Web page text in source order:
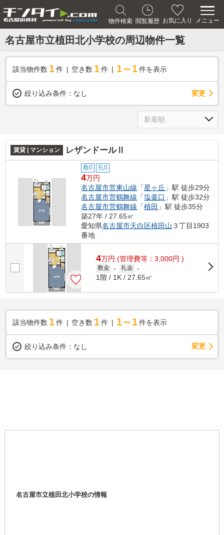
物件検索 閲覧履歴 お気に入り メニュー
名古屋市立植田北小学校の周辺物件一覧
該当物件数 1件 空き数 1 件 1～1 件を表示
絞り込み条件： なし 変更
賃貸 | マンション レザンドールⅡ
敷0 礼0
4万円
名古屋市営東山線 「星ヶ丘 」駅 徒歩29分
名古屋市営鶴舞線 「塩釜口 」駅 徒歩32分
名古屋市営鶴舞線 「植田 」駅 徒歩35分
築27年 / 27.65㎡
愛知県名古屋市天白区植田山 ３丁目1903
番地
4万円 (管理費等：3,000円 )
敷金 - 礼金 -
1階 / 1K / 27.65㎡
該当物件数 1件 空き数 1 件 1～1 件を表示
絞り込み条件： なし 変更
名古屋市立植田北小学校の情報